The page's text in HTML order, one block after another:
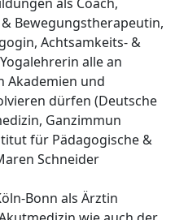
Bewegungstherapeutin,
Achtsamkeits- &
alle an
Akademien und
dürfen (Deutsche
Ganzimmun
für Pädagogische &
Schneider
Bonn als Ärztin